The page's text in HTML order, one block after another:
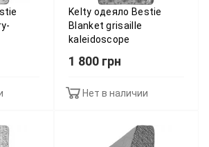
Kelty одеяло Bestie
Blanket grisaille
kaleidoscope
1 800 грн
Нет в наличии